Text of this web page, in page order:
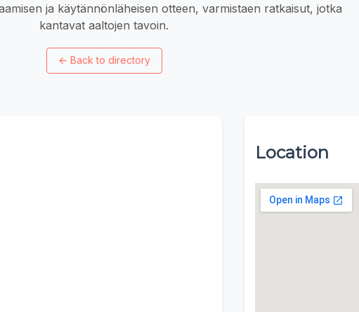
ja käytännönläheisen otteen, varmistaen ratkaisut, jotka
kantavat aaltojen tavoin.
← Back to directory
Location